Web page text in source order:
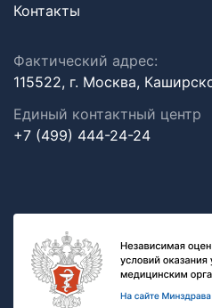
Контакты
Фактический адрес:
115522, г. Москва,
Единый контактный центр
+7 (499) 444-24-24